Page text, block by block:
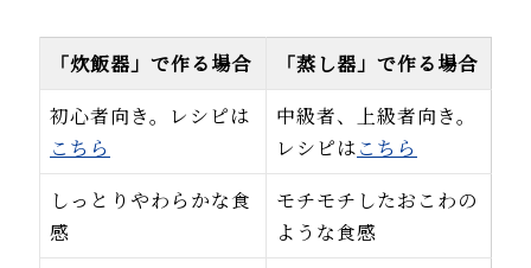
「炊飯器」で作る場合
「蒸し器」で作る場合
初心者向き。レシピは
こちら
中級者、上級者向き。
レシピはこちら
しっとりやわらかな食
感
モチモチしたおこわの
ような食感